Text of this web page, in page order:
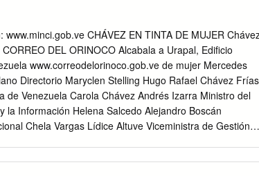
el Diario (1771-1792) de Francisco de Miranda, la
del mismo siglo es la obra poética de la primera
noticia: sor María de los Ángeles (1765-1818?), toda
místico inspirado en santa Teresa de Jesús. Pese a que
este periodo, los rasgos más notables de la cultura
la literatura en las humanidades, en especial en el
profana, en las intervenciones académicas y en el
Navarrete (1749-1814) en su Teatro enciclopédico.
CHÁVEZ EN TINTA DE MUJER
DEL ORINOCO Alcabala a Urapal, Edificio
www.correodelorinoco.gob.ve de mujer Mercedes
Directorio Maryclen Stelling Hugo Rafael Chávez Frías
de Venezuela Carola Chávez Andrés Izarra Ministro del
la Información Helena Salcedo Alejandro Boscán
Chela Vargas Lídice Altuve Viceministra de Gestión